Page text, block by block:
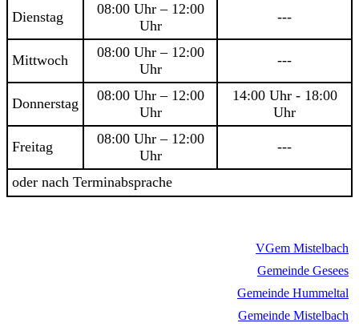
Dienstag
08:00 Uhr – 12:00
Uhr
---
Mittwoch
08:00 Uhr – 12:00
Uhr
---
Donnerstag
08:00 Uhr – 12:00
Uhr
14:00 Uhr - 18:00
Uhr
Freitag
08:00 Uhr – 12:00
Uhr
---
oder nach Terminabsprache
VGem Mistelbach
Gemeinde Gesees
Gemeinde Hummeltal
Gemeinde Mistelbach